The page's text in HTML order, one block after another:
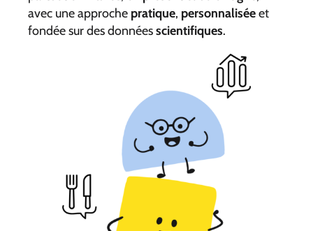
avec une approche pratique, personnaliséeet
fondée sur des donnéesscientifiques.